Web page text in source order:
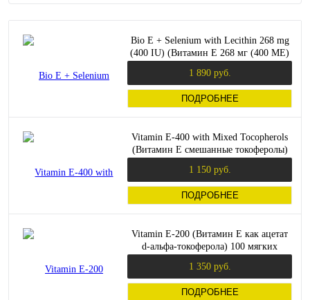
Bio E + Selenium with Lecithin 268 mg
(400 IU) (Витамин E 268 мг (400 МЕ)
1 890 руб.
ПОДРОБНЕЕ
Vitamin E-400 with Mixed Tocopherols
(Витамин Е смешанные токоферолы)
1 150 руб.
ПОДРОБНЕЕ
Vitamin E-200 (Витамин Е как ацетат
d-альфа-токоферола) 100 мягких
1 350 руб.
ПОДРОБНЕЕ